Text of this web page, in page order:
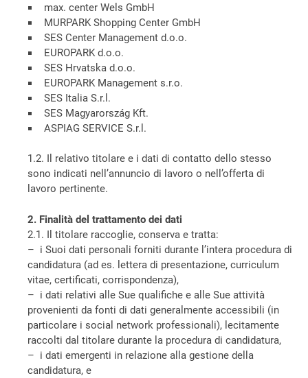
max. center Wels GmbH
MURPARK Shopping Center GmbH
SES Center Management d.o.o.
EUROPARK d.o.o.
SES Hrvatska d.o.o.
EUROPARK Management s.r.o.
SES Italia S.r.l.
SES Magyarország Kft.
ASPIAG SERVICE S.r.l.
1.2. Il relativo titolare e i dati di contatto dello stesso
sono indicati nell’annuncio di lavoro o nell’offerta di
lavoro pertinente.
2. Finalità del trattamento dei dati
2.1. Il titolare raccoglie, conserva e tratta:
– i Suoi dati personali forniti durante l’intera procedura di
candidatura (ad es. lettera di presentazione, curriculum
vitae, certificati, corrispondenza),
– i dati relativi alle Sue qualifiche e alle Sue attività
provenienti da fonti di dati generalmente accessibili (in
particolare i social network professionali), lecitamente
raccolti dal titolare durante la procedura di candidatura,
– i dati emergenti in relazione alla gestione della
candidatura, e